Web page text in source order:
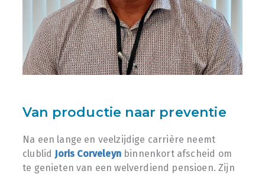
Van productie naar preventie
Na een lange en veelzijdige carrière neemt
clublid Joris Corveleynbinnenkort afscheid om
te genieten van een welverdiend pensioen. Zijn